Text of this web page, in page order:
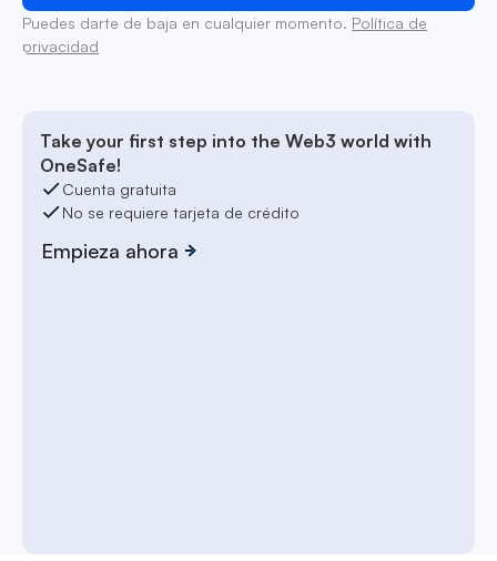
Puedes darte de baja en cualquier momento. Política de
privacidad
Take your first step into the Web3 world with
OneSafe!
Cuenta gratuita
No se requiere tarjeta de crédito
Empieza ahora